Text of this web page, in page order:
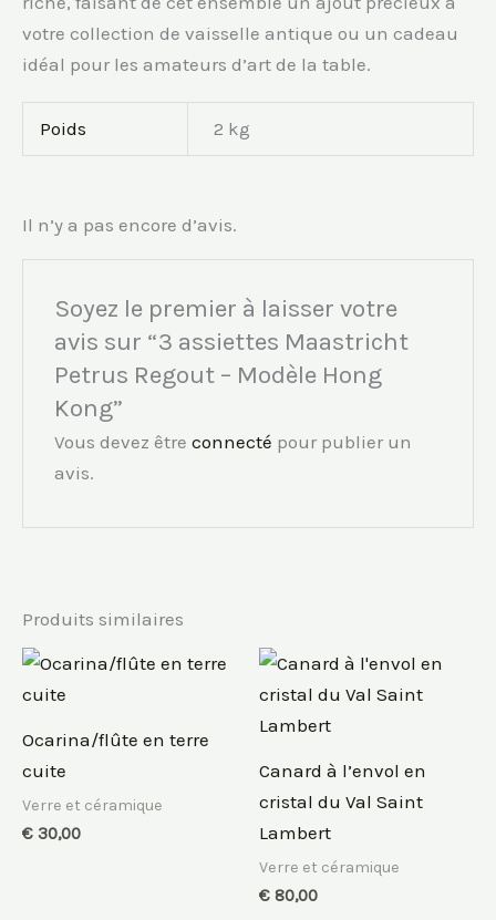
votre collection de vaisselle antique ou un cadeau
idéal pour les amateurs d’art de la table.
Poids 2 kg
Il n’y a pas encore d’avis.
Soyez le premier à laisser votre
avis sur “3 assiettes Maastricht
Petrus Regout – Modèle Hong
Kong”
Vous devez êtreconnecté pour publier un
avis.
Produits similaires
Ocarina/flûte en terre
cuite
Verre et céramique
€ 30,00
Canard à l’envol en
cristal du Val Saint
Lambert
Verre et céramique
€ 80,00